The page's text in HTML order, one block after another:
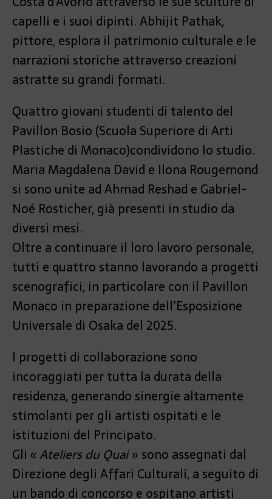
capelli e i suoi dipinti. Abhijit Pathak,
pittore, esplora il patrimonio culturale e le
narrazioni storiche attraverso creazioni
astratte su grandi formati.
Quattro giovani studenti di talento del
Pavillon Bosio (Scuola Superiore di Arti
Plastiche di Monaco)condividono lo studio.
Maria Magdalena David e Ilona Rougemond
si sono unite ad Ahmad Reshad e Gabriel-
Noé Rosticher, già presenti in studio da
diversi mesi.
Oltre a continuare il loro lavoro personale,
tutti e quattro stanno lavorando a progetti
scenografici, in particolare con il Pavillon
Monaco in preparazione dell’Esposizione
Universale di Osaka del 2025.
I progetti di collaborazione sono
incoraggiati per tutta la durata della
residenza, generando sinergie altamente
stimolanti per gli artisti ospitati e le
istituzioni del Principato.
Gli «Ateliers du Quai» sono assegnati dal
Direzione degli Affari Culturali, a seguito di
un bando di concorso e ospitano artisti